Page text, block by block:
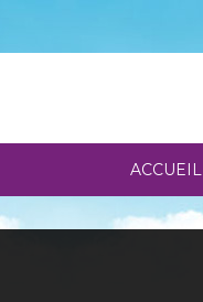
ACCUEIL